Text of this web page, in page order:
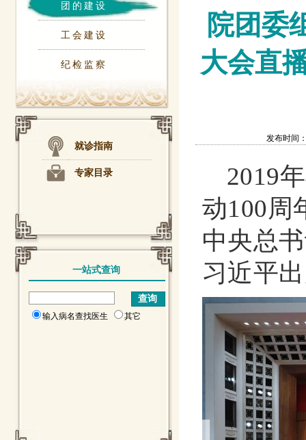
团的建设
工会建设
纪检监察
就诊指南
专家目录
一站式查询
输入病名查找医生 其它
院团委
大会直
发布时间
2019
动100周
中央总
习近平